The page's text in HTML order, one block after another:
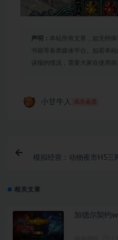
声明： 本站所有文章，如无特
书籍等各类媒体平台。如若本
误报的情况，需要大家在使用前
小甘牛人 永久会员
模拟经营：动物夜市H5三
相关文章
加德尔契约